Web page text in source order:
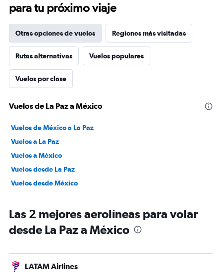
para tu próximo viaje
Otras opciones de vuelos Regiones más visitadas
Rutas alternativas Vuelos populares
Vuelos por clase
Vuelos de La Paz a México
Vuelos de México a La Paz
Vuelos a La Paz
Vuelos a México
Vuelos desde La Paz
Vuelos desde México
Las 2 mejores aerolíneas para volar
desde La Paz a México
LATAM Airlines